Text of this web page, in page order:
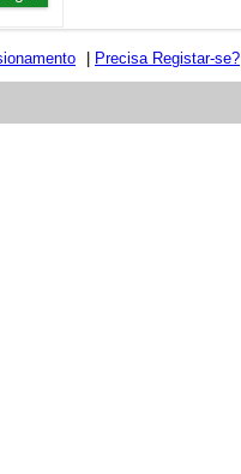
Precisa Registar-se?